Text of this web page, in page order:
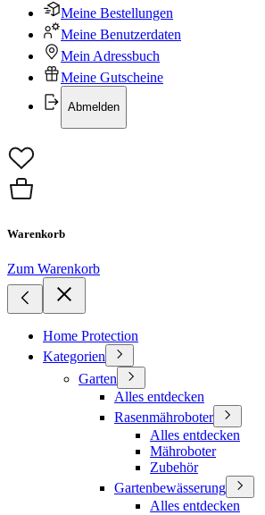
Meine Bestellungen
Meine Benutzerdaten
Mein Adressbuch
Meine Gutscheine
Abmelden
Warenkorb
Zum Warenkorb
Home Protection
Kategorien
Garten
Alles entdecken
Rasenmähroboter
Alles entdecken
Mähroboter
Zubehör
Gartenbewässerung
Alles entdecken